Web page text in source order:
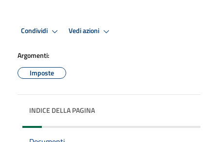
Condividi Vedi azioni
Argomenti:
Imposte
INDICE DELLA PAGINA